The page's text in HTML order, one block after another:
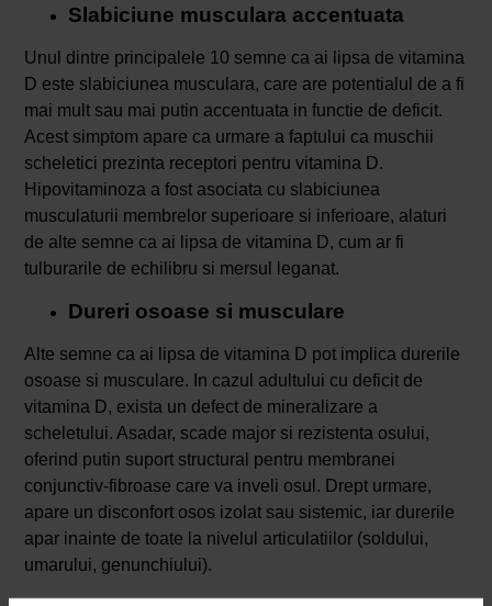
Slabiciune musculara accentuata
Unul dintre principalele 10 semne ca ai lipsa de vitamina
D este slabiciunea musculara, care are potentialul de a fi
mai mult sau mai putin accentuata in functie de deficit.
Acest simptom apare ca urmare a faptului ca muschii
scheletici prezinta receptori pentru vitamina D.
Hipovitaminoza a fost asociata cu slabiciunea
musculaturii membrelor superioare si inferioare, alaturi
de alte semne ca ai lipsa de vitamina D, cum ar fi
tulburarile de echilibru si mersul leganat.
Dureri osoase si musculare
Alte semne ca ai lipsa de vitamina D pot implica durerile
osoase si musculare. In cazul adultului cu deficit de
vitamina D, exista un defect de mineralizare a
scheletului. Asadar, scade major si rezistenta osului,
oferind putin suport structural pentru membranei
conjunctiv-fibroase care va inveli osul. Drept urmare,
apare un disconfort osos izolat sau sistemic, iar durerile
apar inainte de toate la nivelul articulatiilor (soldului,
umarului, genunchiului).